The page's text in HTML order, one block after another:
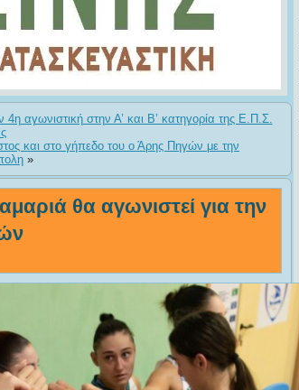
αγωνιστική στην Α’ και Β’ κατηγορία της Ε.Π.Σ.
και στο γήπεδο του ο Άρης Πηγών με την
»
θα αγωνιστεί για την